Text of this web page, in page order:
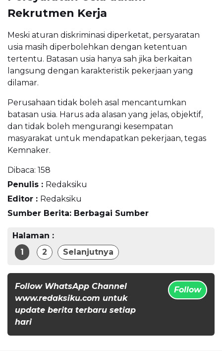
Rekrutmen Kerja
Meski aturan diskriminasi diperketat, persyaratan
usia masih diperbolehkan dengan ketentuan
tertentu. Batasan usia hanya sah jika berkaitan
langsung dengan karakteristik pekerjaan yang
dilamar.
Perusahaan tidak boleh asal mencantumkan
batasan usia. Harus ada alasan yang jelas, objektif,
dan tidak boleh mengurangi kesempatan
masyarakat untuk mendapatkan pekerjaan, tegas
Kemnaker.
Dibaca: 158
Penulis : Redaksiku
Editor : Redaksiku
Sumber Berita: Berbagai Sumber
Halaman :
1
2 Selanjutnya
Follow WhatsApp Channel
www.redaksiku.com untuk
update berita terbaru setiap
hari
Follow